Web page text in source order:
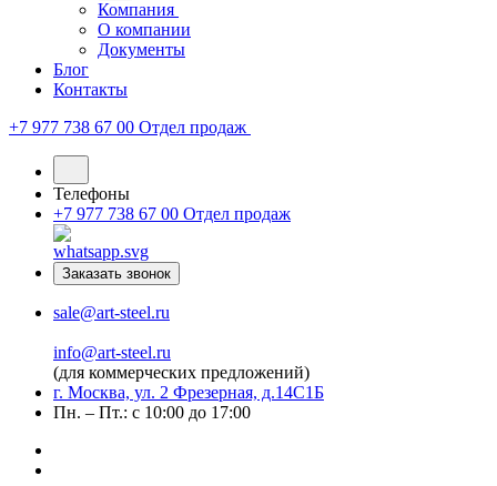
Компания
О компании
Документы
Блог
Контакты
+7 977 738 67 00 Отдел продаж
Телефоны
+7 977 738 67 00 Отдел продаж
Заказать звонок
sale@art-steel.ru
info@art-steel.ru
(для коммерческих предложений)
г. Москва, ул. 2 Фрезерная, д.14С1Б
Пн. – Пт.: с 10:00 до 17:00